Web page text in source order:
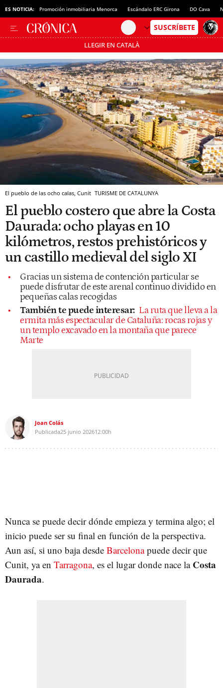
ES NOTICIA: Promoción inmobiliaria Menorca Escándalo ERC Girona DO Cava
LLEGIR EN CATALÀ
Pásate al MODO AHORRO
El pueblo de las ocho calas, Cunit TURISME DE CATALUNYA
El pueblo costero que abre la Costa
Daurada: ocho playas en 10
kilómetros, restos prehistóricos y
un castillo medieval del siglo XI
Gracias un sistema de contención particular se
puede disfrutar de este arenal continuo dividido en
pequeñas calas recogidas
También te puede interesar: La ruta que lleva a la
ermita más espectacular de Cataluña: rocas rojas y
un templo excavado en la montaña que parece
Marte
Joan Colás
Publicada25 junio 202612:00h
Nunca se puede decir dónde empieza y termina algo; el
inicio puede ser su final en función de la perspectiva.
Aun así, si uno baja desde Barcelonapuede decir que
Cunit, ya en Tarragona, es el lugar donde nace la Costa
Daurada.